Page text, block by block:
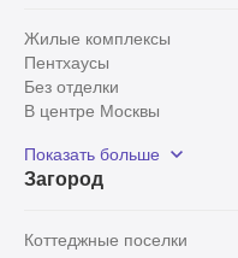
Жилые комплексы
Пентхаусы
Без отделки
В центре Москвы
Рядом с парком
С панорамными окнами
Показать больше
Загород
Коттеджные поселки